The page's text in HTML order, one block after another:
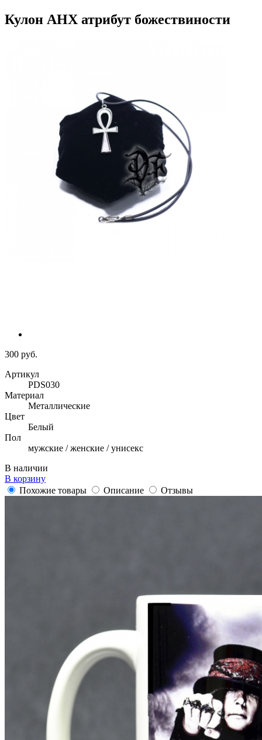
Кулон АНХ атрибут божествиности
300 руб.
Артикул
PDS030
Материал
Металлические
Цвет
Белый
Пол
мужские / женские / унисекс
В наличии
В корзину
Похожие товары
Описание Отзывы